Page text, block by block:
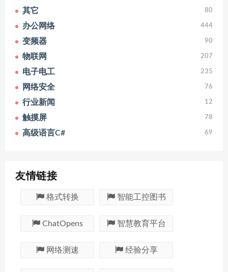
其它 80
办公网络 444
变频器 90
物联网 207
电子电工 235
网络安全 76
行业新闻 12
触摸屏 78
高级语言C# 69
友情链接
格式转换 智能工控图书
ChatOpens 智慧教育平台
网络测速 经验分享